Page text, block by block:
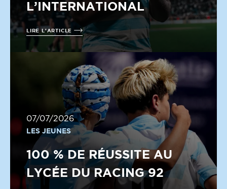
L’INTERNATIONAL
LIRE L'ARTICLE
07/07/2026
LES JEUNES
100 % DE RÉUSSITE AU
LYCÉE DU RACING 92